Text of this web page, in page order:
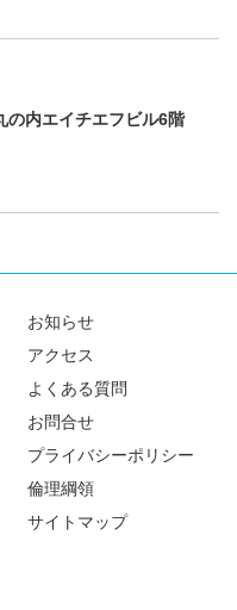
の内エイチエフビル6階
お知らせ
アクセス
よくある質問
お問合せ
プライバシーポリシー
倫理綱領
サイトマップ